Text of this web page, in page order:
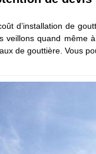
d’installation de
veillons quand même
de gouttière. Vous